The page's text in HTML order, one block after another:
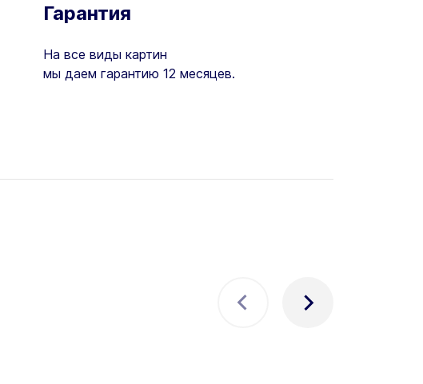
Гарантия
На все виды картин
мы даем гарантию 12 месяцев.